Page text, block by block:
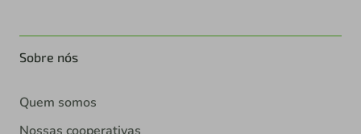
Sobre nós
Quem somos